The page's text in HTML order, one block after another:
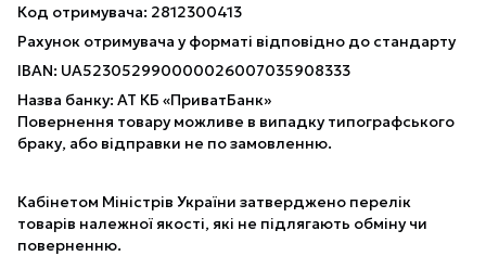
Код отримувача: 2812300413
Рахунок отримувача у форматі відповідно до стандарту
IBAN: UA523052990000026007035908333
Назва банку: АТ КБ «ПриватБанк»
Повернення товару можливе в випадку типографського
браку, або відправки не по замовленню.
Кабінетом Міністрів України затверджено перелік
товарів належної якості, які не підлягають обміну чи
поверненню.